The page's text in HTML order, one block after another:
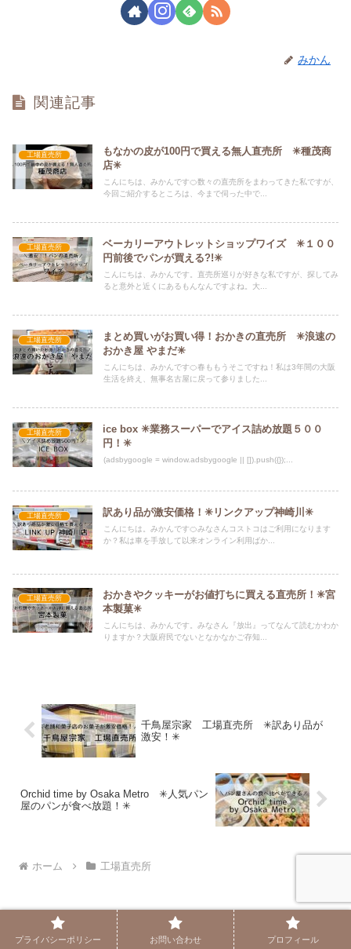
みかん
関連記事
工場直売所
もなかの皮が100円で買える無人直売所 ✳︎種茂商
店✳︎
こんにちは、みかんです🍊数々の直売所をまわってきた私ですが、
今回ご紹介するところは、今まで伺った中で...
工場直売所
ベーカリーアウトレットショップワイズ ✳︎１００
円前後でパンが買える?!✳︎
こんにちは、みかんです。直売所巡りが好きな私ですが、探してみ
ると意外と近くにあるもんなんですよね。大...
工場直売所
まとめ買いがお買い得！おかきの直売所 ✳︎浪速の
おかき屋 やまだ✳︎
こんにちは、みかんです🍊春ももうそこですね！私は3年間の大阪
生活を終え、無事名古屋に戻って参りました...
工場直売所
ice box ✳︎業務スーパーでアイス詰め放題５００
円！✳︎
(adsbygoogle = window.adsbygoogle || []).push({});...
工場直売所 訳あり品が激安価格！✳︎リンクアップ神崎川✳︎
こんにちは。みかんです🍊みなさんコストコはご利用になります
か？私は車を手放して以来オンライン利用ばか...
工場直売所
おかきやクッキーがお値打ちに買える直売所！✳︎宮
本製菓✳︎
こんにちは、みかんです。みなさん『放出』ってなんて読むかわか
りますか？大阪府民でないとなかなかご存知...
千鳥屋宗家 工場直売所 ✳︎訳あり品が
激安！✳︎
Orchid time by Osaka Metro ✳︎人気パン
屋のパンが食べ放題！✳︎
ホーム 工場直売所
プライバシーポリシー お問い合わせ プロフィール